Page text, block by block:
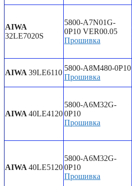
AIWA
32LE7020S
5800-A7N01G-
0P10 VER00.05
Прошивка
AIWA 39LE6110
5800-A8M480-0P10
Прошивка
AIWA 40LE4120
5800-A6M32G-
0P10
Прошивка
AIWA 40LE5120
5800-A6M32G-
0P10
Прошивка